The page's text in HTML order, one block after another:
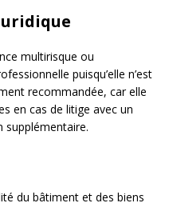
multirisque ou
puisqu’elle n’est
recommandée, car elle
en cas de litige avec un
du bâtiment et des biens